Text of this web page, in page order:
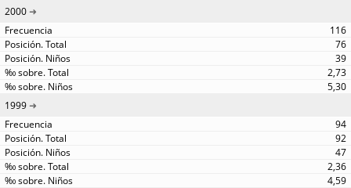
2000
116
76
39
2,73
5,30
1999
94
92
47
2,36
4,59